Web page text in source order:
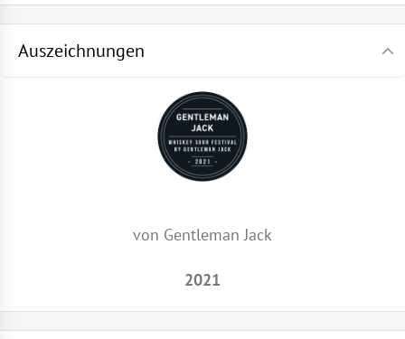
Auszeichnungen
von Gentleman Jack
2021